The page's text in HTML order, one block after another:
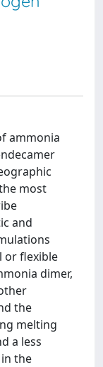
ammonia
most
and
or flexible
dimer,
the
melting
a less
the